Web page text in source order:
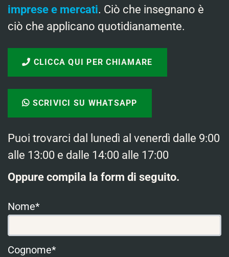
imprese e mercati. Ciò che insegnano è
ciò che applicano quotidianamente.
CLICCA QUI PER CHIAMARE
SCRIVICI SU WHATSAPP
Puoi trovarci dal lunedì al venerdì dalle 9:00
alle 13:00 e dalle 14:00 alle 17:00
Oppure compila la form di seguito.
Nome*
Cognome*